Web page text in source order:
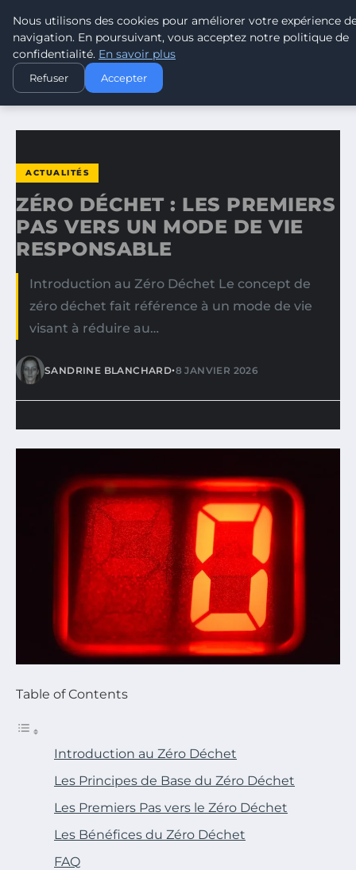
TOUR DE FRANCE POUR LE
ACCUEIL
ACTUALITÉS
ZÉRO DÉCHET : LES PREMIERS PAS VERS UN MODE DE VIE…
ACTUALITÉS
ZÉRO DÉCHET : LES PREMIERS
PAS VERS UN MODE DE VIE
RESPONSABLE
Introduction au Zéro Déchet Le concept de
zéro déchet fait référence à un mode de vie
visant à réduire au…
SANDRINE BLANCHARD•8 JANVIER 2026
Table of Contents
Introduction au Zéro Déchet
Les Principes de Base du Zéro Déchet
Les Premiers Pas vers le Zéro Déchet
Les Bénéfices du Zéro Déchet
FAQ
Nous utilisons des cookies pour améliorer votre expérience
navigation. En poursuivant, vous acceptez notre politique de
confidentialité. En savoir plus
Refuser Accepter